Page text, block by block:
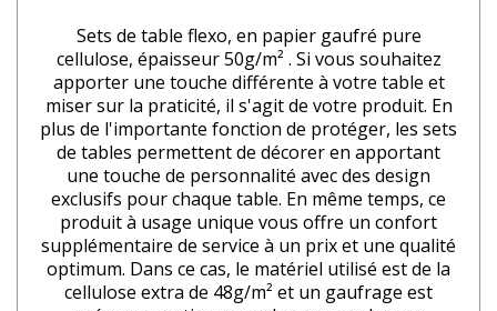
Sets de table flexo, en papier gaufré pure
cellulose, épaisseur50g/m² . Si vous souhaitez
apporter une touche différente à votre table et
miser sur la praticité, il s'agit de votre produit. En
plus de l'importante fonction de protéger, les sets
de tables permettent de décorer en apportant
une touche de personnalité avec des design
exclusifs pour chaque table. En même temps, ce
produit à usage unique vous offre un confort
supplémentaire de service à un prix et une qualité
optimum. Dans ce cas, le matériel utilisé est de la
cellulose extra de 48g/m² et un gaufrage est